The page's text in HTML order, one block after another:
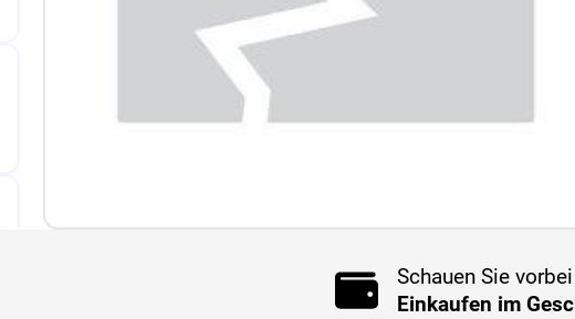
Schauen Sie vorbei
Einkaufen im